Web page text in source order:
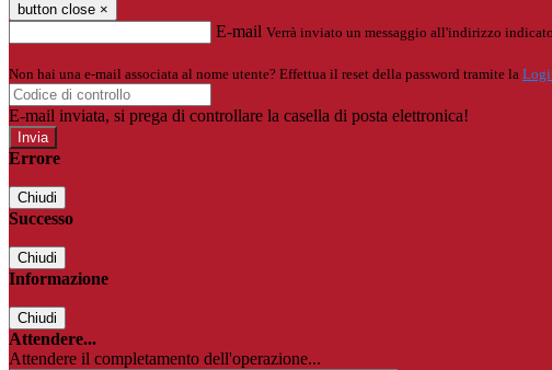
button close ×
E-mail Verrà inviato un messaggio all'indirizzo
Non hai una e-mail associata al nome utente? Effettua il reset della password tramite la
E-mail inviata, si prega di controllare la casella di posta elettronica!
Errore
Chiudi
Successo
Chiudi
Informazione
Chiudi
Attendere...
Attendere il completamento dell'operazione...